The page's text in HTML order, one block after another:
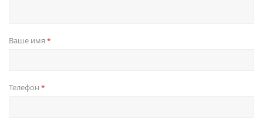
Ваше имя *
Телефон *